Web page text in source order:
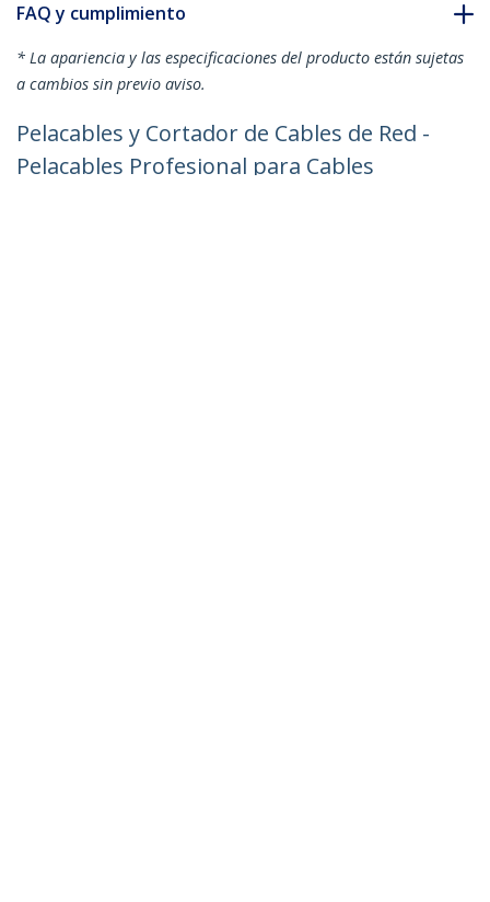
FAQ y cumplimiento
* La apariencia y las especificaciones del producto están sujetas
a cambios sin previo aviso.
Pelacables y Cortador de Cables de Red -
Pelacables Profesional para Cables